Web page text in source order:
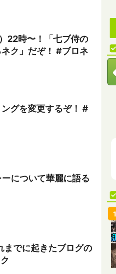
22時〜！「七ブ侍の
ク」だぞ！ #ブロネ
グを変更するぞ！ #
について華麗に語る
までに起きたブログの